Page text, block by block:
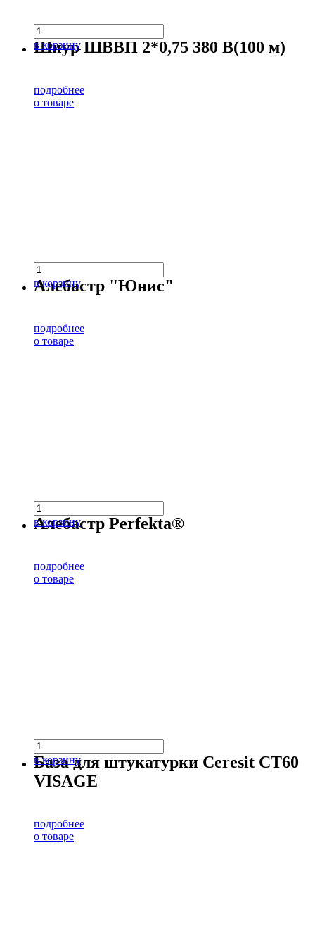
в корзину
Шнур ШВВП 2*0,75 380 В(100 м)
подробнее
о товаре
в корзину
Алебастр "Юнис"
подробнее
о товаре
в корзину
Алебастр Perfekta®
подробнее
о товаре
в корзину
База для штукатурки Ceresit CT60
VISAGE
подробнее
о товаре